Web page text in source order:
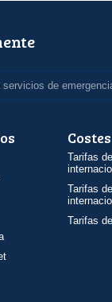
de
Costes
Tarifas
Tarifas
Tarifas